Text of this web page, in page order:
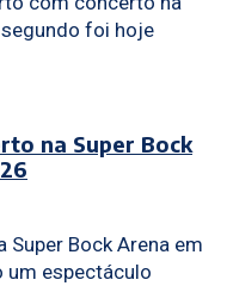
segundo foi hoje
na Super Bock
Bock Arena em
um espectáculo